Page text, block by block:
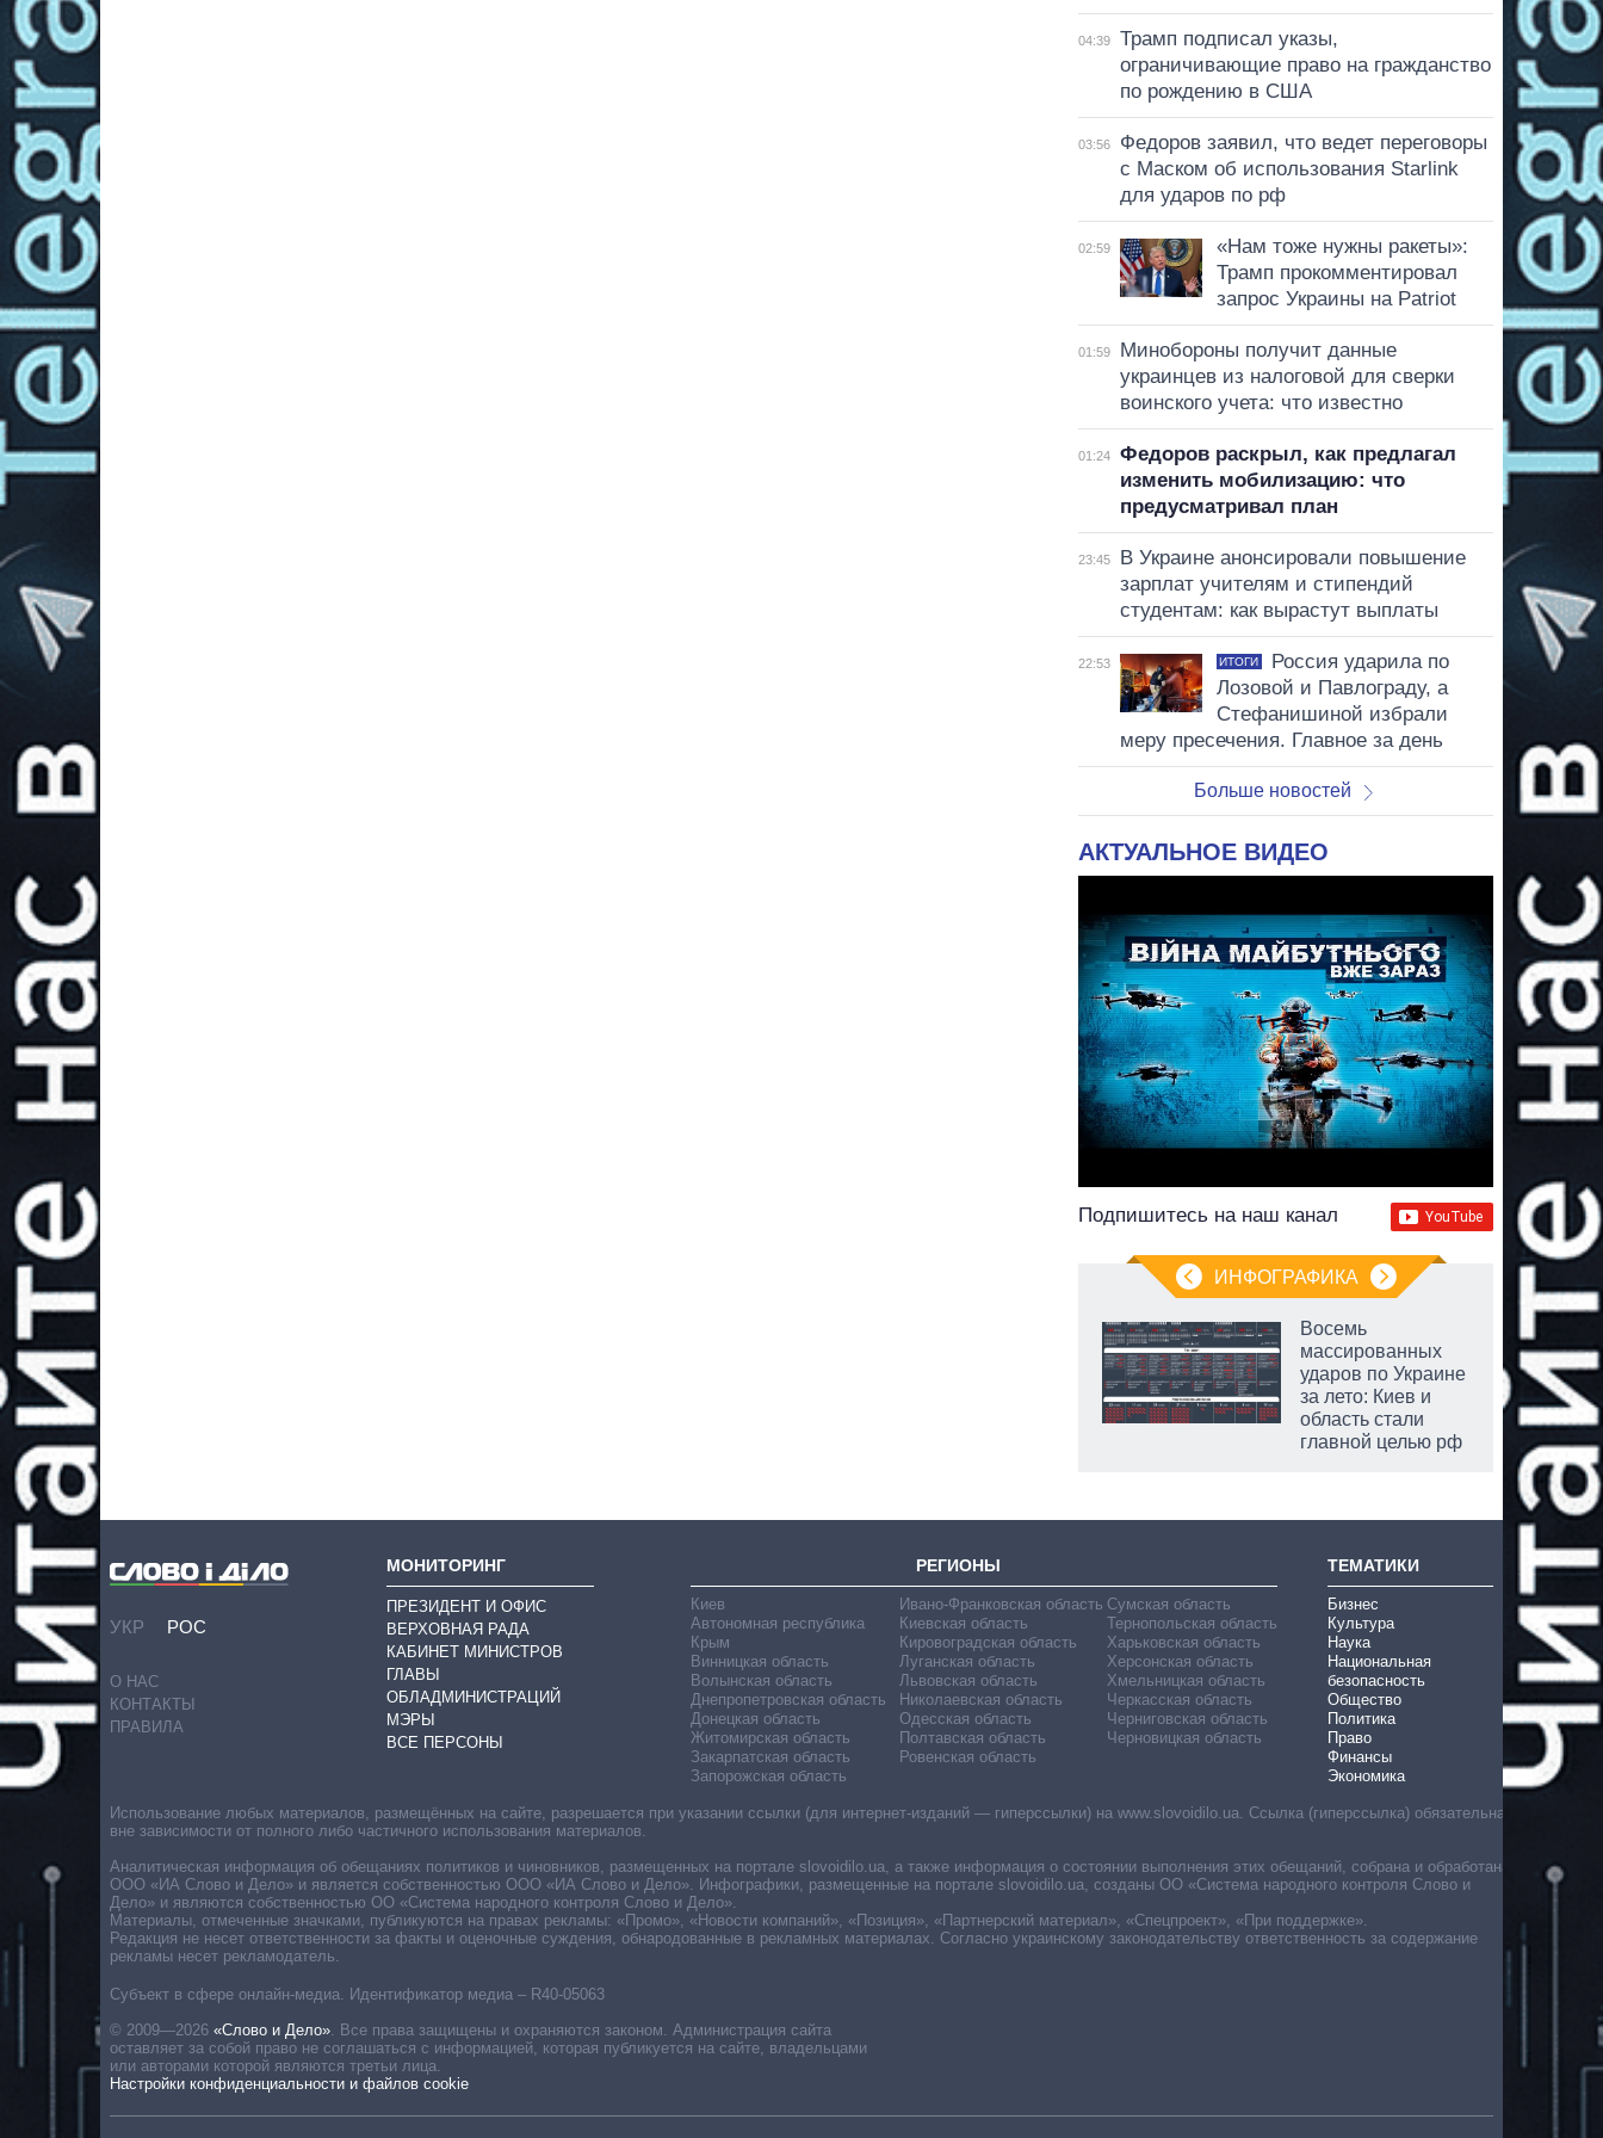
04:39
Трамп подписал указы,
ограничивающие право на гражданство
по рождению в США
03:56
Федоров заявил, что ведет переговоры
с Маском об использования Starlink
для ударов по рф
02:59
«Нам тоже нужны ракеты»:
Трамп прокомментировал
запрос Украины на Patriot
01:59
Минобороны получит данные
украинцев из налоговой для сверки
воинского учета: что известно
01:24
Федоров раскрыл, как предлагал
изменить мобилизацию: что
предусматривал план
23:45
В Украине анонсировали повышение
зарплат учителям и стипендий
студентам: как вырастут выплаты
22:53 ИТОГИ
Россия ударила по
Лозовой и Павлограду, а
Стефанишиной избрали
меру пресечения. Главное за день
Больше новостей
АКТУАЛЬНОЕ ВИДЕО
Подпишитесь на наш канал
ИНФОГРАФИКА
Восемь
массированных
ударов по Украине
за лето: Киев и
область стали
главной целью рф
УКР РОС
О НАС
КОНТАКТЫ
ПРАВИЛА
МОНИТОРИНГ
ПРЕЗИДЕНТ И ОФИС
ВЕРХОВНАЯ РАДА
КАБИНЕТ МИНИСТРОВ
ГЛАВЫ
ОБЛАДМИНИСТРАЦИЙ
МЭРЫ
ВСЕ ПЕРСОНЫ
РЕГИОНЫ
Киев
Автономная республика
Крым
Винницкая область
Волынская область
Днепропетровская область
Донецкая область
Житомирская область
Закарпатская область
Запорожская область
Ивано-Франковская область
Киевская область
Кировоградская область
Луганская область
Львовская область
Николаевская область
Одесская область
Полтавская область
Ровенская область
Сумская область
Тернопольская область
Харьковская область
Херсонская область
Хмельницкая область
Черкасская область
Черниговская область
Черновицкая область
ТЕМАТИКИ
Бизнес
Культура
Наука
Национальная
безопасность
Общество
Политика
Право
Финансы
Экономика
Субъект в сфере онлайн-медиа. Идентификатор медиа – R40-05063
© 2009—2026 «Слово и Дело»
Все права защищены и охраняются законом. Администрация сайта
оставляет за собой право не соглашаться с информацией, которая публикуется на сайте, владельцами
или авторами которой являются третьи лица.
Настройки конфиденциальности и файлов cookie
Использование любых материалов, размещённых на сайте, разрешается при указании ссылки (для интернет-изданий — гиперссылки) на www.slovoidilo.ua. Ссылка (гиперссылка) обязательна
вне зависимости от полного либо частичного использования материалов.
Аналитическая информация об обещаниях политиков и чиновников, размещенных на портале slovoidilo.ua, а также информация о состоянии выполнения этих обещаний, собрана и обработана
ООО «ИА Слово и Дело» и является собственностью ООО «ИА Слово и Дело». Инфографики, размещенные на портале slovoidilo.ua, созданы ОО «Система народного контроля Слово и
Дело» и являются собственностью ОО «Система народного контроля Слово и Дело».
Материалы, отмеченные значками, публикуются на правах рекламы: «Промо», «Новости компаний», «Позиция», «Партнерский материал», «Спецпроект», «При поддержке».
Редакция не несет ответственности за факты и оценочные суждения, обнародованные в рекламных материалах. Согласно украинскому законодательству ответственность за содержание
рекламы несет рекламодатель.